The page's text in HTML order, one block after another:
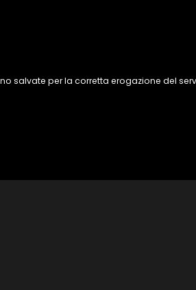
salvate per la corretta erogazione del